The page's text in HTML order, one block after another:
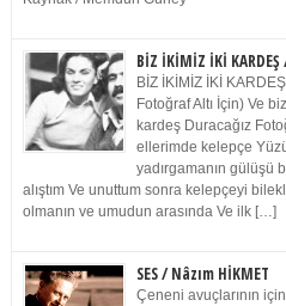
BİZ İKİMİZ İKİ
BİZ İKİMİZ İKİ
Fotoğraf Altı İçin) Ve
kardeş Duracağız
ellerimde kelepçe
yadırgamanın gülüşü
alıştım Ve unuttum sonra kelepçeyi
olmanın ve umudun arasında Ve ilk […]
SES / Nâzım HİKMET
Çeneni avuçlarının